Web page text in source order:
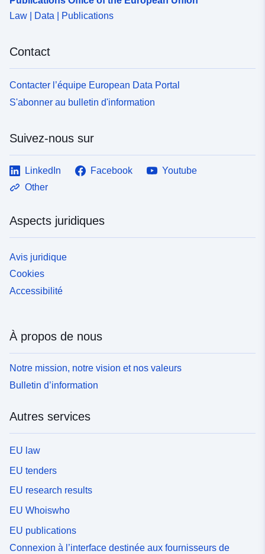
Law | Data | Publications
Contact
Contacter l’équipe European Data Portal
S'abonner au bulletin d'information
Suivez-nous sur
LinkedIn Facebook
Youtube
Other
Aspects juridiques
Avis juridique
Cookies
Accessibilité
À propos de nous
Notre mission, notre vision et nos valeurs
Bulletin d’information
Autres services
EU law
EU tenders
EU research results
EU Whoiswho
EU publications
Connexion à l’interface destinée aux fournisseurs de